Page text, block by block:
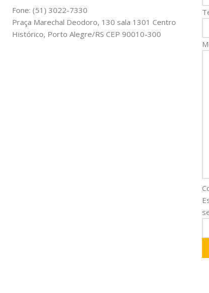
Fone: (51) 3022-7330
Praça Marechal Deodoro, 130 sala 1301 Centro
Histórico, Porto Alegre/RS CEP 90010-300